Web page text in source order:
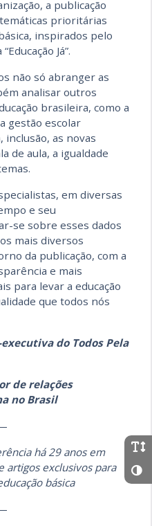
a publicação
prioritárias
inspirados pelo
Já”.
não só abranger as
analisar outros
brasileira, como a
gestão escolar
as novas
de aula, a igualdade
em diversas
e seu
se sobre esses dados
mais diversos
da publicação, com a
e mais
para levar a educação
que todos nós
do Todos Pela
de relações
no Brasil
há 29 anos em
artigos exclusivos para
básica